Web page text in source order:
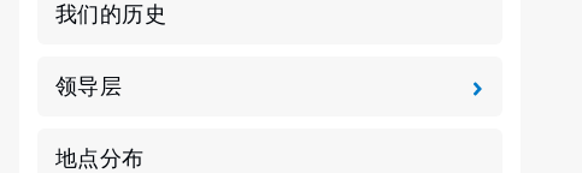
我们的历史
领导层
地点分布